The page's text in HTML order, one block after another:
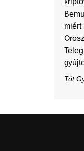
miért
Tót